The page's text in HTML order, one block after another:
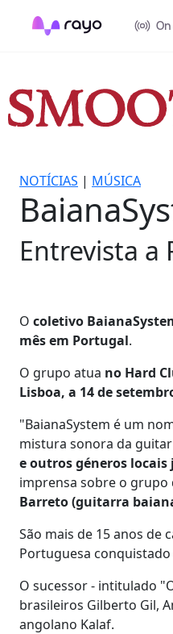
NOTÍCIAS | MÚSICA
Entrevista a
O coletivo
mês em Portugal.
O grupo atua no Hard
Lisboa, a 14 de
"BaianaSystem é um
mistura sonora da
e outros géneros
imprensa sobre o grupo
Barreto (guitarra
São mais de 15 anos de
Portuguesa
O sucessor - intitulado
brasileiros Gilberto Gil,
angolano Kalaf.